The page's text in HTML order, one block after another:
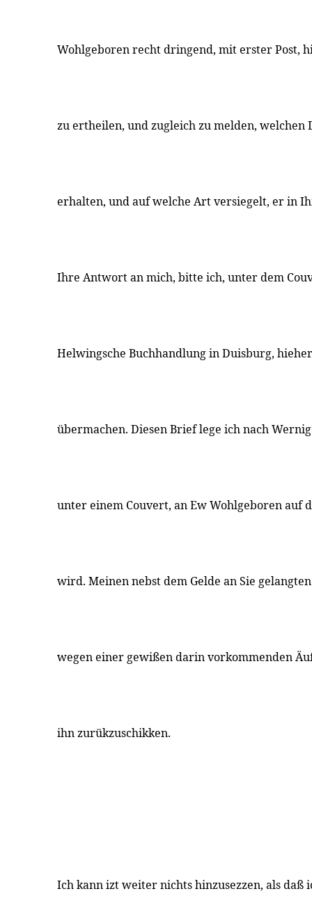
Wohlgeboren recht dringend, mit erster Post,
zu ertheilen, und zugleich zu melden, welchen
erhalten, und auf welche Art versiegelt, er in
Ihre Antwort an mich, bitte ich, unter dem
Helwingsche Buchhandlung in Duisburg,
übermachen. Diesen Brief lege ich nach
unter einem Couvert, an Ew Wohlgeboren auf
wird. Meinen nebst dem Gelde an Sie
wegen einer gewißen darin vorkommenden
ihn zurükzuschikken.
Ich kann izt weiter nichts hinzusezzen, als daß